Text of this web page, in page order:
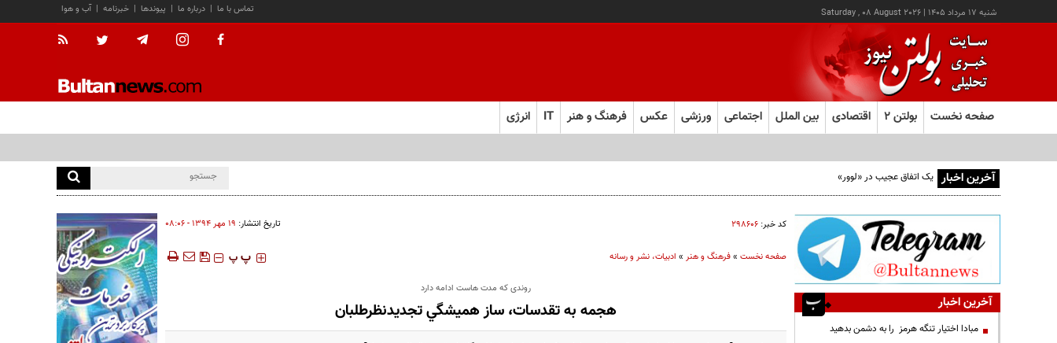
شنبه ۱۷ مرداد ۱۴۰۵ |
Saturday , 08 August 2026 آب و هوا | خبرنامه | پیوندها | درباره ما | تماس با ما
صفحه نخست بولتن ۲ اقتصادی بین الملل اجتماعی ورزشی عکس فرهنگ و هنر IT انرژی
آخرین اخبار یک اتفاق عجیب در «لوور»
کد خبر: ۲۹۸۶۰۶ تاریخ انتشار: ۱۹ مهر ۱۳۹۴ - ۰۸:۰۶
صفحه نخست»فرهنگ و هنر» ادبیات، نشر و رسانه ‍‍‍ پ پ
روندی که مدت هاست ادامه دارد
هجمه به تقدسات، ساز هميشگي تجديدنظرطلبان آخرین اخبار
مبادا اختیار تنگه هرمز را به دشمن بدهید